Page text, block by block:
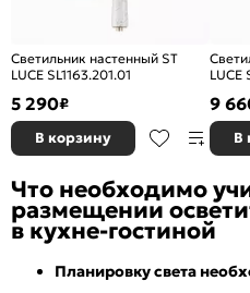
Светильник настенный ST
LUCE SL1163.201.01
5 290₽
В корзину
LUCE
9
В
Что необходимо
размещении
в кухне-гостиной
Планировку света